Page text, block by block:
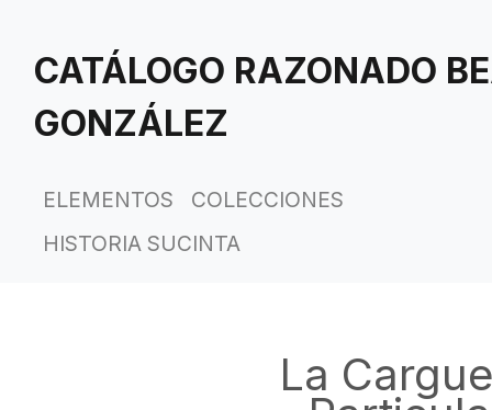
contenido
CATÁLOGO RAZONADO
GONZÁLEZ
ELEMENTOS
COLECCIONES
HISTORIA SUCINTA
La